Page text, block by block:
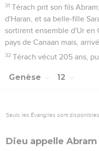
31 Térach prit son fils
d'Haran, et sa belle-fille
sortirent ensemble d'Ur en
pays de Canaan mais,
32 Térach vécut 205 ans,
Genèse 12
Seuls les Évangiles sont
Dieu appelle